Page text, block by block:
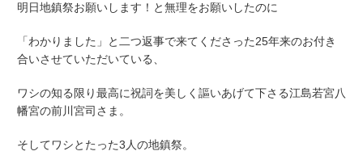
明日地鎮祭お願いします！と無理をお願いしたのに
「わかりました」と二つ返事で来てくださった25年来のお付き
合いさせていただいている、
ワシの知る限り最高に祝詞を美しく謳いあげて下さる江島若宮八
幡宮の前川宮司さま。
そしてワシとたった3人の地鎮祭。